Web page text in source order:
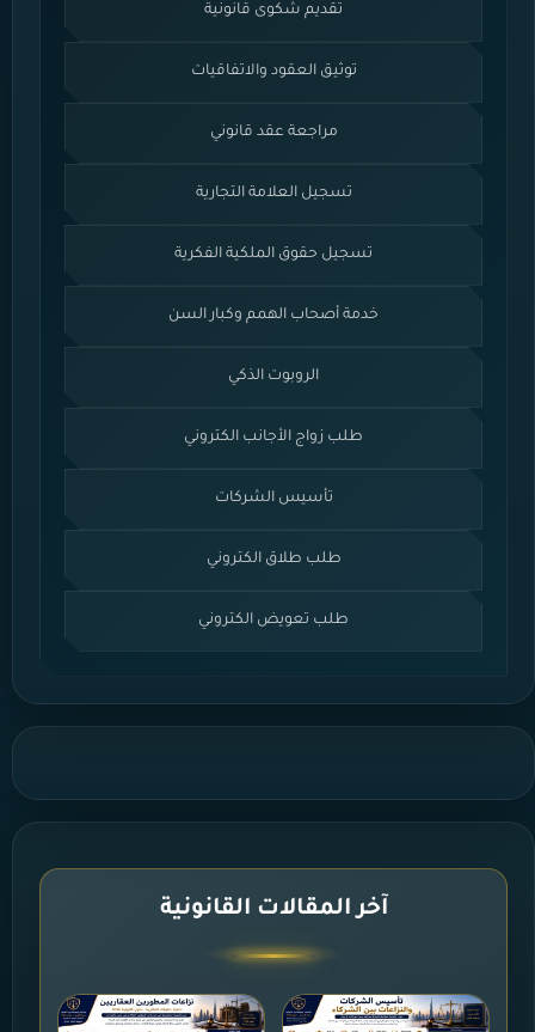
تقديم شكوى قانونية
توثيق العقود والاتفاقيات
مراجعة عقد قانوني
تسجيل العلامة التجارية
تسجيل حقوق الملكية الفكرية
خدمة أصحاب الهمم وكبار السن
الروبوت الذكي
طلب زواج الأجانب الكتروني
تأسيس الشركات
طلب طلاق الكتروني
طلب تعويض الكتروني
آخر المقالات القانونية